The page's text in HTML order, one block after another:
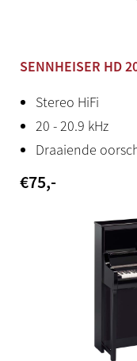
Ritmes
495 preset styles
SENNHEISER HD
Stereo HiFi
20 - 20.9 kHz
Draaiende
€75,-